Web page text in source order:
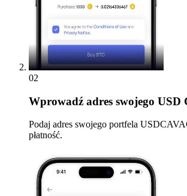
02
Wprowadź adres swojego USD
Podaj adres swojego portfela
płatność.